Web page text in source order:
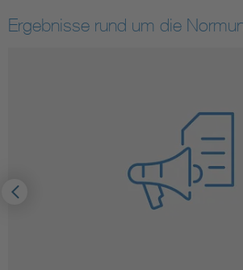
Ergebnisse rund um die